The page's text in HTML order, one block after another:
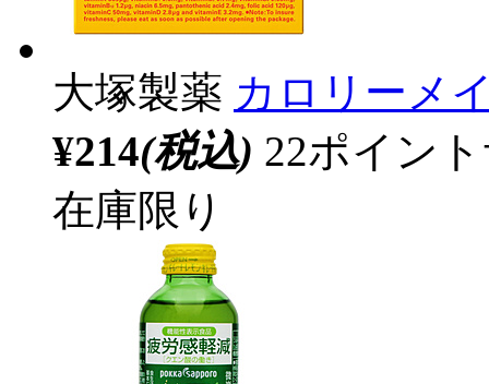
大塚製薬 カロリーメ
¥214(税込) 22ポイン
在庫限り